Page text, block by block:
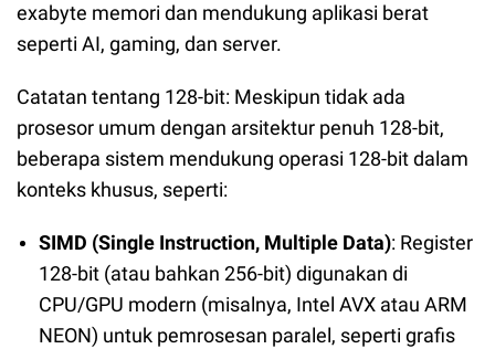
exabyte memori dan mendukung aplikasi berat
seperti AI, gaming, dan server.
Catatan tentang 128-bit: Meskipun tidak ada
prosesor umum dengan arsitektur penuh 128-bit,
beberapa sistem mendukung operasi 128-bit dalam
konteks khusus, seperti:
SIMD (Single Instruction, Multiple Data): Register
128-bit (atau bahkan 256-bit) digunakan di
CPU/GPU modern (misalnya, Intel AVX atau ARM
NEON) untuk pemrosesan paralel, seperti grafis